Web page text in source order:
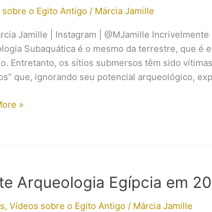
sobre o Egito Antigo / Márcia Jamille
Jamille | Instagram | @MJamille
Subaquática é o mesmo da terrestre, que é
Entretanto, os sítios submersos têm sido
que, ignorando seu potencial arqueológico,
»
Arqueologia Egípcia em
, Vídeos sobre o Egito Antigo / Márcia Jamille